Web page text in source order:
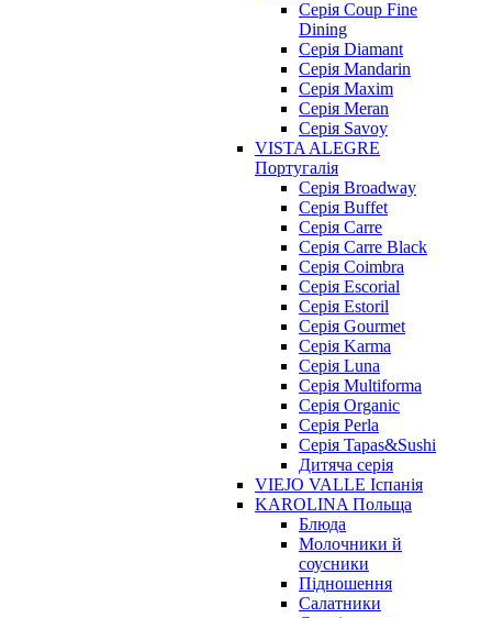
Cерія Coup Fine
Dining
Cерія Diamant
Cерія Mandarin
Cерія Maxim
Серія Meran
Серія Savoy
VISTA ALEGRE
Португалія
Серія Broadway
Серія Buffet
Серія Carre
Серія Carre Black
Серія Coimbra
Серія Escorial
Серія Estoril
Серія Gourmet
Серія Karma
Серія Luna
Серія Multiforma
Серія Organic
Серія Perla
Серія Tapas&Sushi
Дитяча серія
VIEJO VALLE Іспанія
KAROLINA Польща
Блюда
Молочники й
соусники
Підношення
Салатники